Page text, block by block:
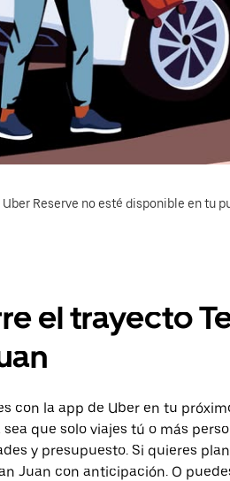
Uber Reserve no esté disponible en tu
el trayecto
con la app de Uber en tu
sea que solo viajes tú o más
y presupuesto. Si quieres
Juan con anticipación. O